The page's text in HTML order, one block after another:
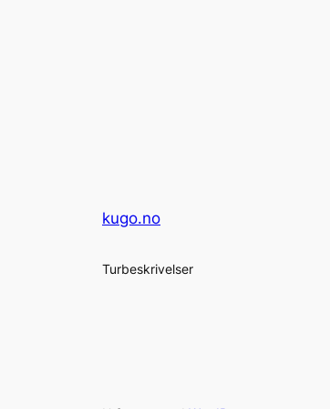
kugo.no
Turbeskrivelser